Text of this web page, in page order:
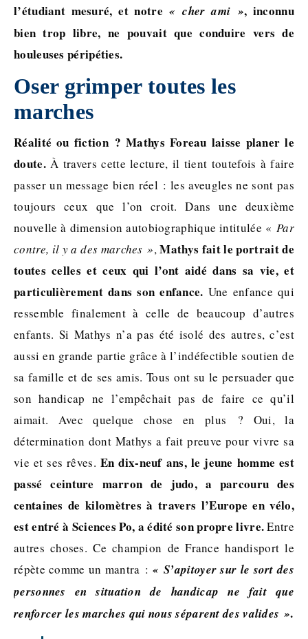
l’étudiant mesuré, et notre « cher ami », inconnu
bien trop libre, ne pouvait que conduire vers de
houleuses péripéties.
Oser grimper toutes les
marches
Réalité ou fiction ? Mathys Foreau laisse planer le
doute.À travers cette lecture, il tient toutefois à faire
passer un message bien réel : les aveugles ne sont pas
toujours ceux que l’on croit. Dans une deuxième
nouvelle à dimension autobiographique intitulée «Par
contre, il y a des marches»,Mathys fait le portrait de
toutes celles et ceux qui l’ont aidé dans sa vie, et
particulièrement dans son enfance. Une enfance qui
ressemble finalement à celle de beaucoup d’autres
enfants. Si Mathys n’a pas été isolé des autres, c’est
aussi en grande partie grâce à l’indéfectible soutien de
sa famille et de ses amis. Tous ont su le persuader que
son handicap ne l’empêchait pas de faire ce qu’il
aimait. Avec quelque chose en plus ? Oui, la
détermination dont Mathys a fait preuve pour vivre sa
vie et ses rêves. En dix-neuf ans, le jeune homme est
passé ceinture marron de judo, a parcouru des
centaines de kilomètres à travers l’Europe en vélo,
est entré à Sciences Po, a édité son propre livre.Entre
autres choses. Ce champion de France handisport le
répète comme un mantra : « S’apitoyer sur le sort des
personnes en situation de handicap ne fait que
renforcer les marches qui nous séparent des valides ».